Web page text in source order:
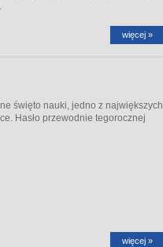
więcej »
święto nauki, jedno z największych
Hasło przewodnie tegorocznej
więcej »